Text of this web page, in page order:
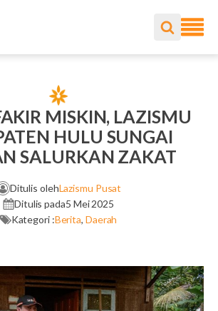
MISKIN, LAZISMU
HULU SUNGAI
SALURKAN ZAKAT
Ditulis olehLazismu Pusat
Ditulis pada5 Mei 2025
Kategori :Berita, Daerah